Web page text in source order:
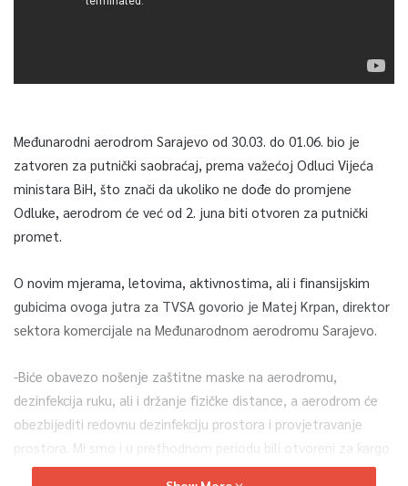
Međunarodni aerodrom Sarajevo od 30.03. do 01.06. bio je
zatvoren za putnički saobraćaj, prema važećoj Odluci Vijeća
ministara BiH, što znači da ukoliko ne dođe do promjene
Odluke, aerodrom će već od 2. juna biti otvoren za putnički
promet.
O novim mjerama, letovima, aktivnostima, ali i finansijskim
gubicima ovoga jutra za TVSA govorio je Matej Krpan, direktor
sektora komercijale na Međunarodnom aerodromu Sarajevo.
-Biće obavezo nošenje zaštitne maske na aerodromu,
dezinfekcija ruku, ali i držanje fizičke distance, a aerodrom će
obezbijediti redovnu dezinfekciju prostora i provjetravanje
prostora. Mi smo i u prethodnom periodu bili otvoreni za kargo
i humanitarne letove kako bi održali zračni most. Možemo reći